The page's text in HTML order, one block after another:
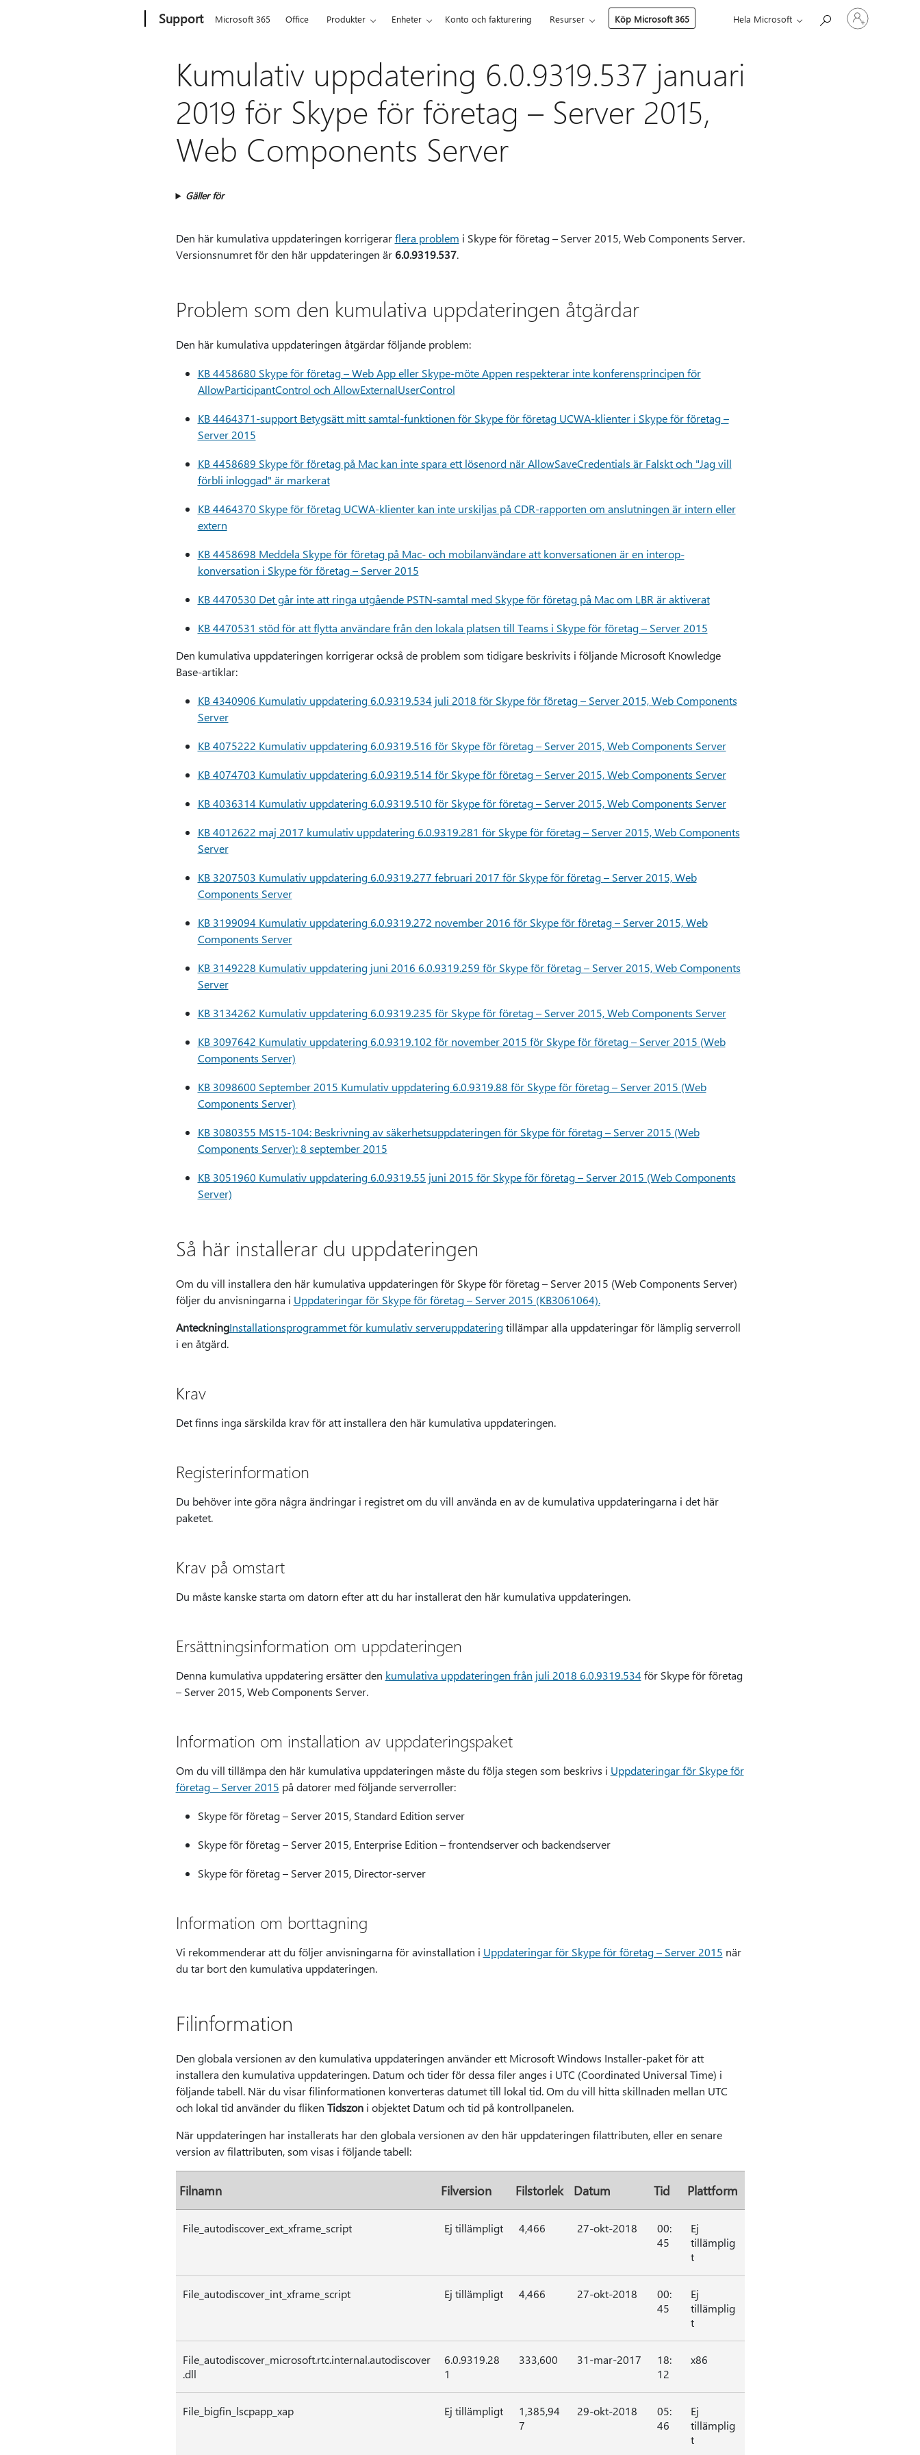
Support Microsoft 365 Office Produkter Enheter Konto och fakturering Resurser Köp Microsoft 365 Hela Microsoft
Logga
in
Kumulativ uppdatering 6.0.9319.537 januari
2019 för Skype för företag – Server 2015,
Web Components Server
Gäller för
Den här kumulativa uppdateringen korrigerarflera problem i Skype för företag – Server 2015, Web Components Server.
Versionsnumret för den här uppdateringen är 6.0.9319.537.
Problem som den kumulativa uppdateringen åtgärdar
Den här kumulativa uppdateringen åtgärdar följande problem:
KB 4458680 Skype för företag – Web App eller Skype-möte Appen respekterar inte konferensprincipen för
AllowParticipantControl och AllowExternalUserControl
KB 4464371-support Betygsätt mitt samtal-funktionen för Skype för företag UCWA-klienter i Skype för företag –
Server 2015
KB 4458689 Skype för företag på Mac kan inte spara ett lösenord när AllowSaveCredentials är Falskt och "Jag vill
förbli inloggad" är markerat
KB 4464370 Skype för företag UCWA-klienter kan inte urskiljas på CDR-rapporten om anslutningen är intern eller
extern
KB 4458698 Meddela Skype för företag på Mac- och mobilanvändare att konversationen är en interop-
konversation i Skype för företag – Server 2015
KB 4470530 Det går inte att ringa utgående PSTN-samtal med Skype för företag på Mac om LBR är aktiverat
KB 4470531 stöd för att flytta användare från den lokala platsen till Teams i Skype för företag – Server 2015
Den kumulativa uppdateringen korrigerar också de problem som tidigare beskrivits i följande Microsoft Knowledge
Base-artiklar:
KB 4340906 Kumulativ uppdatering 6.0.9319.534 juli 2018 för Skype för företag – Server 2015, Web Components
Server
KB 4075222 Kumulativ uppdatering 6.0.9319.516 för Skype för företag – Server 2015, Web Components Server
KB 4074703 Kumulativ uppdatering 6.0.9319.514 för Skype för företag – Server 2015, Web Components Server
KB 4036314 Kumulativ uppdatering 6.0.9319.510 för Skype för företag – Server 2015, Web Components Server
KB 4012622 maj 2017 kumulativ uppdatering 6.0.9319.281 för Skype för företag – Server 2015, Web Components
Server
KB 3207503 Kumulativ uppdatering 6.0.9319.277 februari 2017 för Skype för företag – Server 2015, Web
Components Server
KB 3199094 Kumulativ uppdatering 6.0.9319.272 november 2016 för Skype för företag – Server 2015, Web
Components Server
KB 3149228 Kumulativ uppdatering juni 2016 6.0.9319.259 för Skype för företag – Server 2015, Web Components
Server
KB 3134262 Kumulativ uppdatering 6.0.9319.235 för Skype för företag – Server 2015, Web Components Server
KB 3097642 Kumulativ uppdatering 6.0.9319.102 för november 2015 för Skype för företag – Server 2015 (Web
Components Server)
KB 3098600 September 2015 Kumulativ uppdatering 6.0.9319.88 för Skype för företag – Server 2015 (Web
Components Server)
KB 3080355 MS15-104: Beskrivning av säkerhetsuppdateringen för Skype för företag – Server 2015 (Web
Components Server): 8 september 2015
KB 3051960 Kumulativ uppdatering 6.0.9319.55 juni 2015 för Skype för företag – Server 2015 (Web Components
Server)
Så här installerar du uppdateringen
Om du vill installera den här kumulativa uppdateringen för Skype för företag – Server 2015 (Web Components Server)
följer du anvisningarna i Uppdateringar för Skype för företag – Server 2015 (KB3061064).
AnteckningInstallationsprogrammet för kumulativ serveruppdateringtillämpar alla uppdateringar för lämplig serverroll
i en åtgärd.
Krav
Det finns inga särskilda krav för att installera den här kumulativa uppdateringen.
Registerinformation
Du behöver inte göra några ändringar i registret om du vill använda en av de kumulativa uppdateringarna i det här
paketet.
Krav på omstart
Du måste kanske starta om datorn efter att du har installerat den här kumulativa uppdateringen.
Ersättningsinformation om uppdateringen
Denna kumulativa uppdatering ersätter den kumulativa uppdateringen från juli 2018 6.0.9319.534 för Skype för företag
– Server 2015, Web Components Server.
Information om installation av uppdateringspaket
Om du vill tillämpa den här kumulativa uppdateringen måste du följa stegen som beskrivs i Uppdateringar för Skype för
företag – Server 2015 på datorer med följande serverroller:
Skype för företag – Server 2015, Standard Edition server
Skype för företag – Server 2015, Enterprise Edition – frontendserver och backendserver
Skype för företag – Server 2015, Director-server
Information om borttagning
Vi rekommenderar att du följer anvisningarna för avinstallation i Uppdateringar för Skype för företag – Server 2015 när
du tar bort den kumulativa uppdateringen.
Filinformation
Den globala versionen av den kumulativa uppdateringen använder ett Microsoft Windows Installer-paket för att
installera den kumulativa uppdateringen. Datum och tider för dessa filer anges i UTC (Coordinated Universal Time) i
följande tabell. När du visar filinformationen konverteras datumet till lokal tid. Om du vill hitta skillnaden mellan UTC
och lokal tid använder du fliken Tidszoni objektet Datum och tid på kontrollpanelen.
När uppdateringen har installerats har den globala versionen av den här uppdateringen filattributen, eller en senare
version av filattributen, som visas i följande tabell:
Filnamn Filversion Filstorlek Datum Tid Plattform
File_autodiscover_ext_xframe_script Ej tillämpligt 4,466 27-okt-2018
00:
45
Ej
tillämplig
t
File_autodiscover_int_xframe_script Ej tillämpligt 4,466 27-okt-2018
00:
45
Ej
tillämplig
t
File_autodiscover_microsoft.rtc.internal.autodiscover
.dll
6.0.9319.28
1
333,600 31-mar-2017
18:
12
x86
File_bigfin_lscpapp_xap Ej tillämpligt
1,385,94
7
29-okt-2018
05:
46
Ej
tillämplig
t